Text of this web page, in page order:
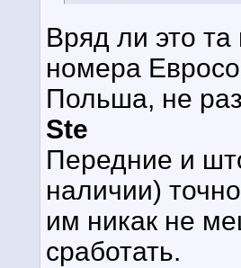
Вряд ли это
номера
Польша, не
Ste
Передние и
наличии)
им никак не
сработать.